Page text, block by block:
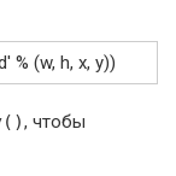
% (w, h, x, y))
, чтобы